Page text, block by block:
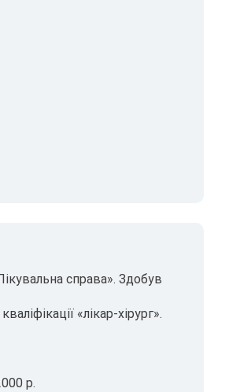
справа». Здобув
«лікар-хірург».
р.